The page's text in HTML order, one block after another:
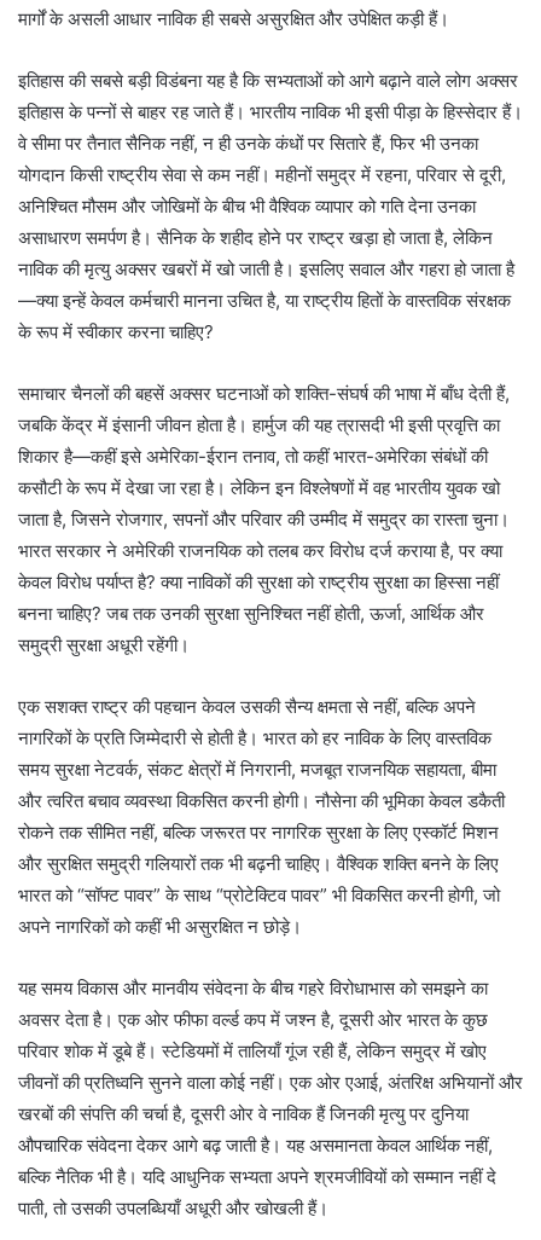
मार्गों के असली आधार नाविक ही सबसे असुरक्षित और उपेक्षित कड़ी हैं।
इतिहास की सबसे बड़ी विडंबना यह है कि सभ्यताओं को आगे बढ़ाने वाले लोग अक्सर
इतिहास के पन्नों से बाहर रह जाते हैं। भारतीय नाविक भी इसी पीड़ा के हिस्सेदार हैं।
वे सीमा पर तैनात सैनिक नहीं, न ही उनके कंधों पर सितारे हैं, फिर भी उनका
योगदान किसी राष्ट्रीय सेवा से कम नहीं। महीनों समुद्र में रहना, परिवार से दूरी,
अनिश्चित मौसम और जोखिमों के बीच भी वैश्विक व्यापार को गति देना उनका
असाधारण समर्पण है। सैनिक के शहीद होने पर राष्ट्र खड़ा हो जाता है, लेकिन
नाविक की मृत्यु अक्सर खबरों में खो जाती है। इसलिए सवाल और गहरा हो जाता है
—क्या इन्हें केवल कर्मचारी मानना उचित है, या राष्ट्रीय हितों के वास्तविक संरक्षक
के रूप में स्वीकार करना चाहिए?
समाचार चैनलों की बहसें अक्सर घटनाओं को शक्ति-संघर्ष की भाषा में बाँध देती हैं,
जबकि केंद्र में इंसानी जीवन होता है। हार्मुज की यह त्रासदी भी इसी प्रवृत्ति का
शिकार है—कहीं इसे अमेरिका-ईरान तनाव, तो कहीं भारत-अमेरिका संबंधों की
कसौटी के रूप में देखा जा रहा है। लेकिन इन विश्लेषणों में वह भारतीय युवक खो
जाता है, जिसने रोजगार, सपनों और परिवार की उम्मीद में समुद्र का रास्ता चुना।
भारत सरकार ने अमेरिकी राजनयिक को तलब कर विरोध दर्ज कराया है, पर क्या
केवल विरोध पर्याप्त है? क्या नाविकों की सुरक्षा को राष्ट्रीय सुरक्षा का हिस्सा नहीं
बनना चाहिए? जब तक उनकी सुरक्षा सुनिश्चित नहीं होती, ऊर्जा, आर्थिक और
समुद्री सुरक्षा अधूरी रहेंगी।
एक सशक्त राष्ट्र की पहचान केवल उसकी सैन्य क्षमता से नहीं, बल्कि अपने
नागरिकों के प्रति जिम्मेदारी से होती है। भारत को हर नाविक के लिए वास्तविक
समय सुरक्षा नेटवर्क, संकट क्षेत्रों में निगरानी, मजबूत राजनयिक सहायता, बीमा
और त्वरित बचाव व्यवस्था विकसित करनी होगी। नौसेना की भूमिका केवल डकैती
रोकने तक सीमित नहीं, बल्कि जरूरत पर नागरिक सुरक्षा के लिए एस्कॉर्ट मिशन
और सुरक्षित समुद्री गलियारों तक भी बढ़नी चाहिए। वैश्विक शक्ति बनने के लिए
भारत को “सॉफ्ट पावर” के साथ “प्रोटेक्टिव पावर” भी विकसित करनी होगी, जो
अपने नागरिकों को कहीं भी असुरक्षित न छोड़े।
यह समय विकास और मानवीय संवेदना के बीच गहरे विरोधाभास को समझने का
अवसर देता है। एक ओर फीफा वर्ल्ड कप में जश्न है, दूसरी ओर भारत के कुछ
परिवार शोक में डूबे हैं। स्टेडियमों में तालियाँ गूंज रही हैं, लेकिन समुद्र में खोए
जीवनों की प्रतिध्वनि सुनने वाला कोई नहीं। एक ओर एआई, अंतरिक्ष अभियानों और
खरबों की संपत्ति की चर्चा है, दूसरी ओर वे नाविक हैं जिनकी मृत्यु पर दुनिया
औपचारिक संवेदना देकर आगे बढ़ जाती है। यह असमानता केवल आर्थिक नहीं,
बल्कि नैतिक भी है। यदि आधुनिक सभ्यता अपने श्रमजीवियों को सम्मान नहीं दे
पाती, तो उसकी उपलब्धियाँ अधूरी और खोखली हैं।